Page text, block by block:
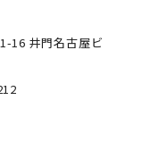
16 井門名古屋ビ